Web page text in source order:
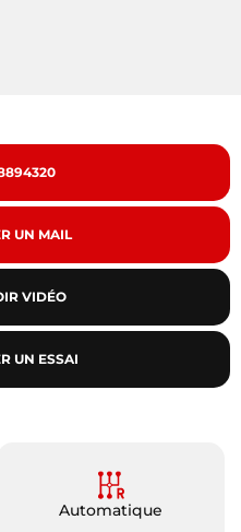
UN MAIL
VIDÉO
UN ESSAI
Automatique